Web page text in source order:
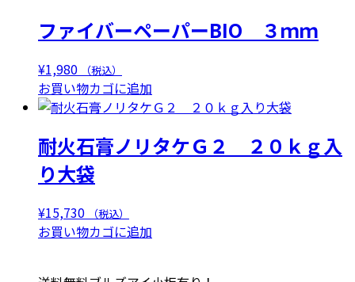
ファイバーペーパーBIO ３ｍｍ
¥1,980 （税込）
お買い物カゴに追加
耐火石膏ノリタケＧ２ ２０ｋｇ入
り大袋
¥15,730 （税込）
お買い物カゴに追加